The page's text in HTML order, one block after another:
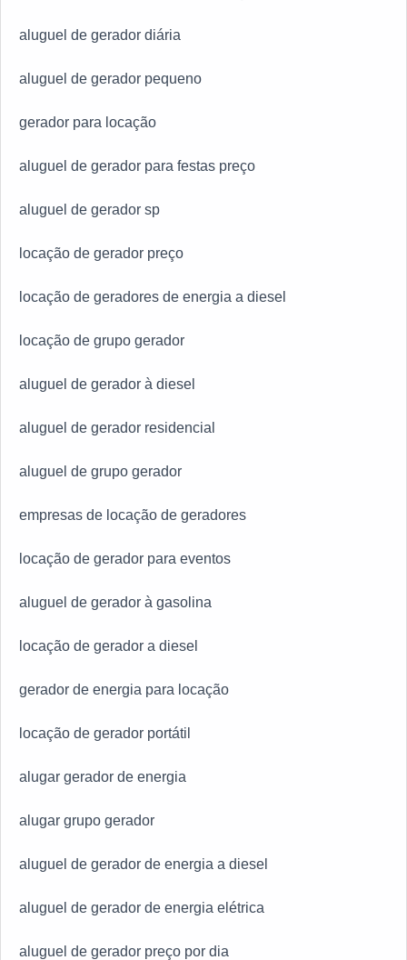
aluguel de gerador diária
aluguel de gerador pequeno
gerador para locação
aluguel de gerador para festas preço
aluguel de gerador sp
locação de gerador preço
locação de geradores de energia a diesel
locação de grupo gerador
aluguel de gerador à diesel
aluguel de gerador residencial
aluguel de grupo gerador
empresas de locação de geradores
locação de gerador para eventos
aluguel de gerador à gasolina
locação de gerador a diesel
gerador de energia para locação
locação de gerador portátil
alugar gerador de energia
alugar grupo gerador
aluguel de gerador de energia a diesel
aluguel de gerador de energia elétrica
aluguel de gerador preço por dia